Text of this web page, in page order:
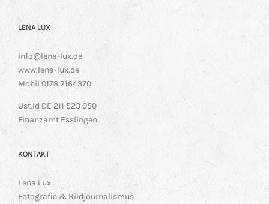
LENA LUX
info@lena-lux.de
www.lena-lux.de
Mobil 0178 7164370
Ust.Id DE 211 523 050
Finanzamt Esslingen
KONTAKT
Lena Lux
Fotografie & Bildjournalismus